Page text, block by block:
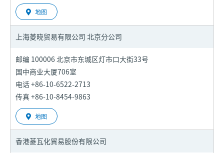
地图
上海菱晓贸易有限公司 北京分公司
邮编 100006 北京市东城区灯市口大街33号
国中商业大厦706室
电话 +86-10-6522-2713
传真 +86-10-8454-9863
地图
香港菱瓦化貿易股份有限公司